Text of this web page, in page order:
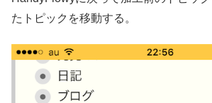
たトピックを移動する。